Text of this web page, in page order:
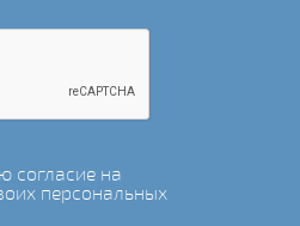
согласие на
персональных